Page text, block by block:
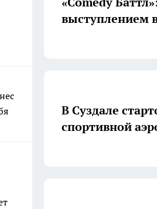
выступлением
В Суздале
спортивной